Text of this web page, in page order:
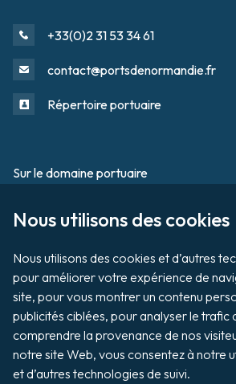
Nous utilisons des cookies
Nous utilisons des cookies et d’autres
pour améliorer votre expérience de
site, pour vous montrer un contenu
publicités ciblées, pour analyser le trafic
comprendre la provenance de nos
notre site Web, vous consentez à notre
et d’autres technologies de suivi.
+33(0)2 31 53 34 61
contact@portsdenormandie.fr
Répertoire portuaire
Footer
Sur le domaine portuaire
Tournage / Prises de vues
Vente aux enchères de biens
Organiser un évènement
Payer ma facture